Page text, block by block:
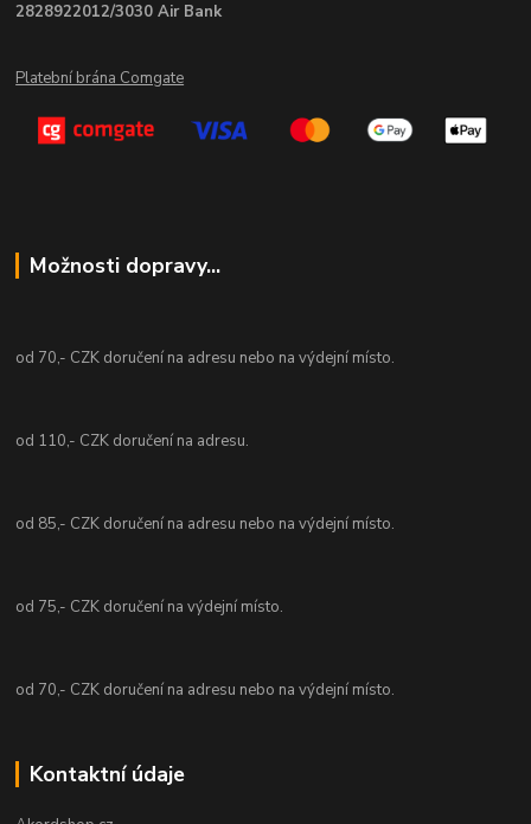
2828922012/3030 Air Bank
Platební brána Comgate
Možnosti dopravy...
od 70,- CZK doručení na adresu nebo na výdejní místo.
od 110,- CZK doručení na adresu.
od 85,- CZK doručení na adresu nebo na výdejní místo.
od 75,- CZK doručení na výdejní místo.
od 70,- CZK doručení na adresu nebo na výdejní místo.
Kontaktní údaje